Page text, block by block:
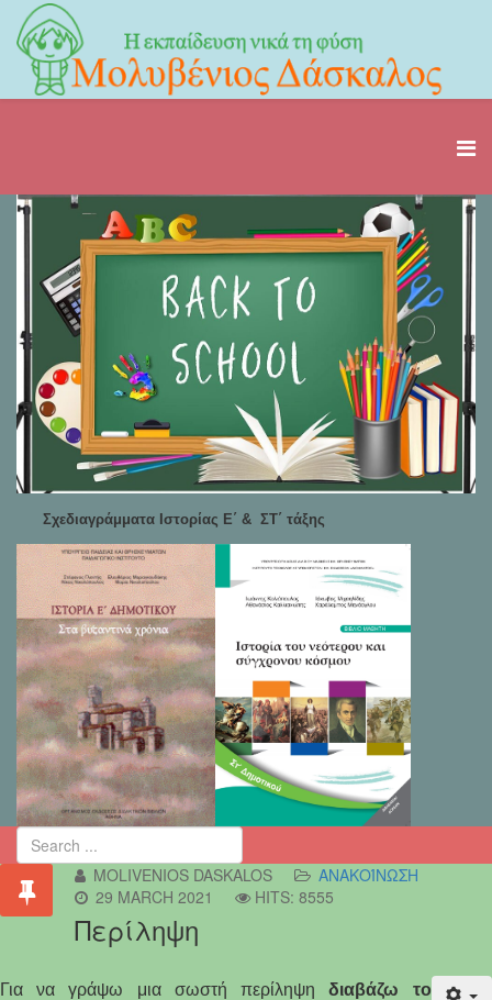
Σχεδιαγράμματα Ιστορίας Ε΄ & ΣΤ΄ τάξης
MOLIVENIOS DASKALOS
ΑΝΑΚΟΊΝΩΣΗ
29 MARCH 2021
HITS: 8555
Περίληψη
Για να γράψω μια σωστή περίληψη διαβάζω το